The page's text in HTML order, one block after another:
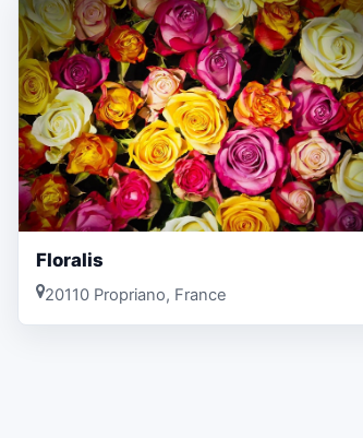
Floralis
20110 Propriano, France